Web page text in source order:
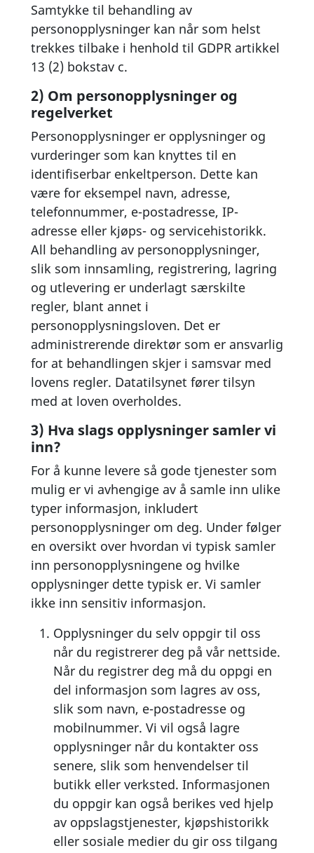
Samtykke til behandling av
personopplysninger kan når som helst
trekkes tilbake i henhold til GDPR artikkel
13 (2) bokstav c.
2) Om personopplysninger og
regelverket
Personopplysninger er opplysninger og
vurderinger som kan knyttes til en
identifiserbar enkeltperson. Dette kan
være for eksempel navn, adresse,
telefonnummer, e-postadresse, IP-
adresse eller kjøps- og servicehistorikk.
All behandling av personopplysninger,
slik som innsamling, registrering, lagring
og utlevering er underlagt særskilte
regler, blant annet i
personopplysningsloven. Det er
administrerende direktør som er ansvarlig
for at behandlingen skjer i samsvar med
lovens regler. Datatilsynet fører tilsyn
med at loven overholdes.
3) Hva slags opplysninger samler vi
inn?
For å kunne levere så gode tjenester som
mulig er vi avhengige av å samle inn ulike
typer informasjon, inkludert
personopplysninger om deg. Under følger
en oversikt over hvordan vi typisk samler
inn personopplysningene og hvilke
opplysninger dette typisk er. Vi samler
ikke inn sensitiv informasjon.
Opplysninger du selv oppgir til oss
når du registrerer deg på vår nettside.
Når du registrer deg må du oppgi en
del informasjon som lagres av oss,
slik som navn, e-postadresse og
mobilnummer. Vi vil også lagre
opplysninger når du kontakter oss
senere, slik som henvendelser til
butikk eller verksted. Informasjonen
du oppgir kan også berikes ved hjelp
av oppslagstjenester, kjøpshistorikk
eller sosiale medier du gir oss tilgang